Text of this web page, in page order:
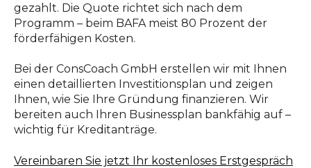
gezahlt. Die Quote richtet sich nach dem
Programm – beim BAFA meist 80 Prozent der
förderfähigen Kosten.
Bei der ConsCoach GmbH erstellen wir mit Ihnen
einen detaillierten Investitionsplan und zeigen
Ihnen, wie Sie Ihre Gründung finanzieren. Wir
bereiten auch Ihren Businessplan bankfähig auf –
wichtig für Kreditanträge.
Vereinbaren Sie jetzt Ihr kostenloses Erstgespräch